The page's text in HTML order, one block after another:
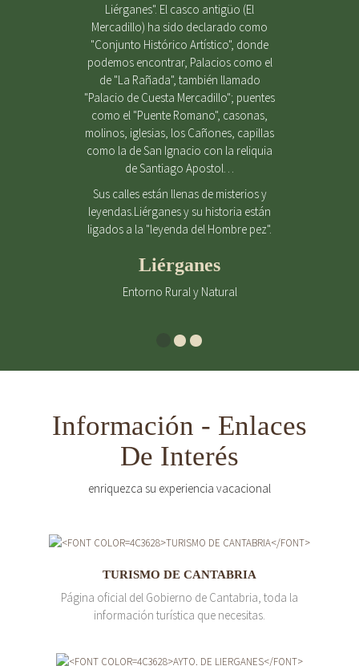
Liérganes". El casco antigüo (El
Mercadillo) ha sido declarado como
"Conjunto Histórico Artístico", donde
podemos encontrar, Palacios como el
de "La Rañada", también llamado
"Palacio de Cuesta Mercadillo"; puentes
como el "Puente Romano", casonas,
molinos, iglesias, los Cañones, capillas
como la de San Ignacio con la reliquia
de Santiago Apostol…
Sus calles están llenas de misterios y
leyendas.Liérganes y su historia están
ligados a la "leyenda del Hombre pez".
Liérganes
Entorno Rural y Natural
Información - Enlaces
De Interés
enriquezca su experiencia vacacional
TURISMO DE CANTABRIA
Página oficial del Gobierno de Cantabria, toda la
información turística que necesitas.